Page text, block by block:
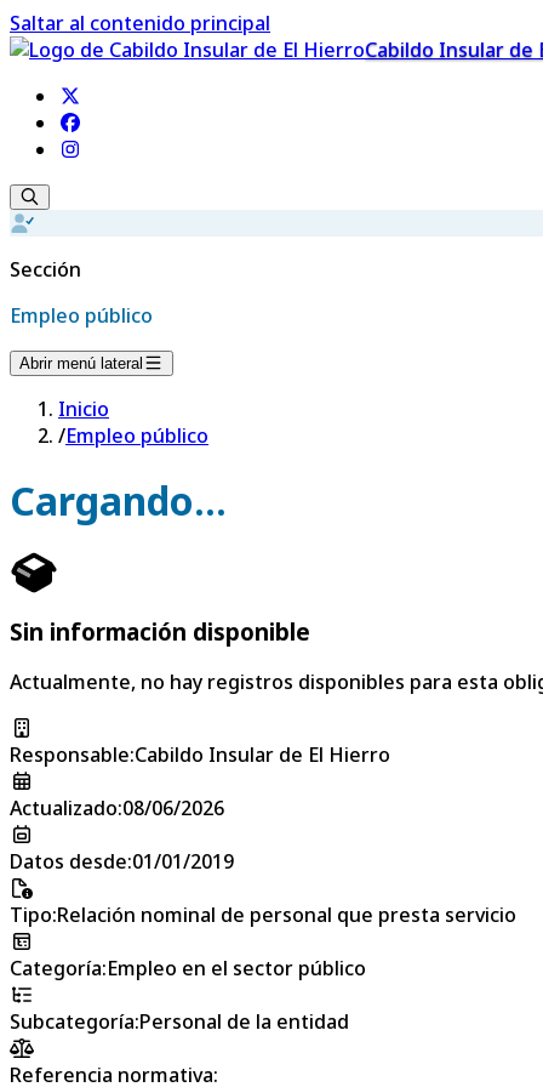
Saltar al contenido principal
Cabildo Insular de
Sección
Empleo público
Abrir menú lateral
Inicio
/Empleo público
Cargando...
Sin información disponible
Actualmente, no hay registros disponibles para esta
Responsable:Cabildo Insular de El Hierro
Actualizado:08/06/2026
Datos desde:01/01/2019
Tipo:Relación nominal de personal que presta servicio
Categoría:Empleo en el sector público
Subcategoría:Personal de la entidad
Referencia normativa: